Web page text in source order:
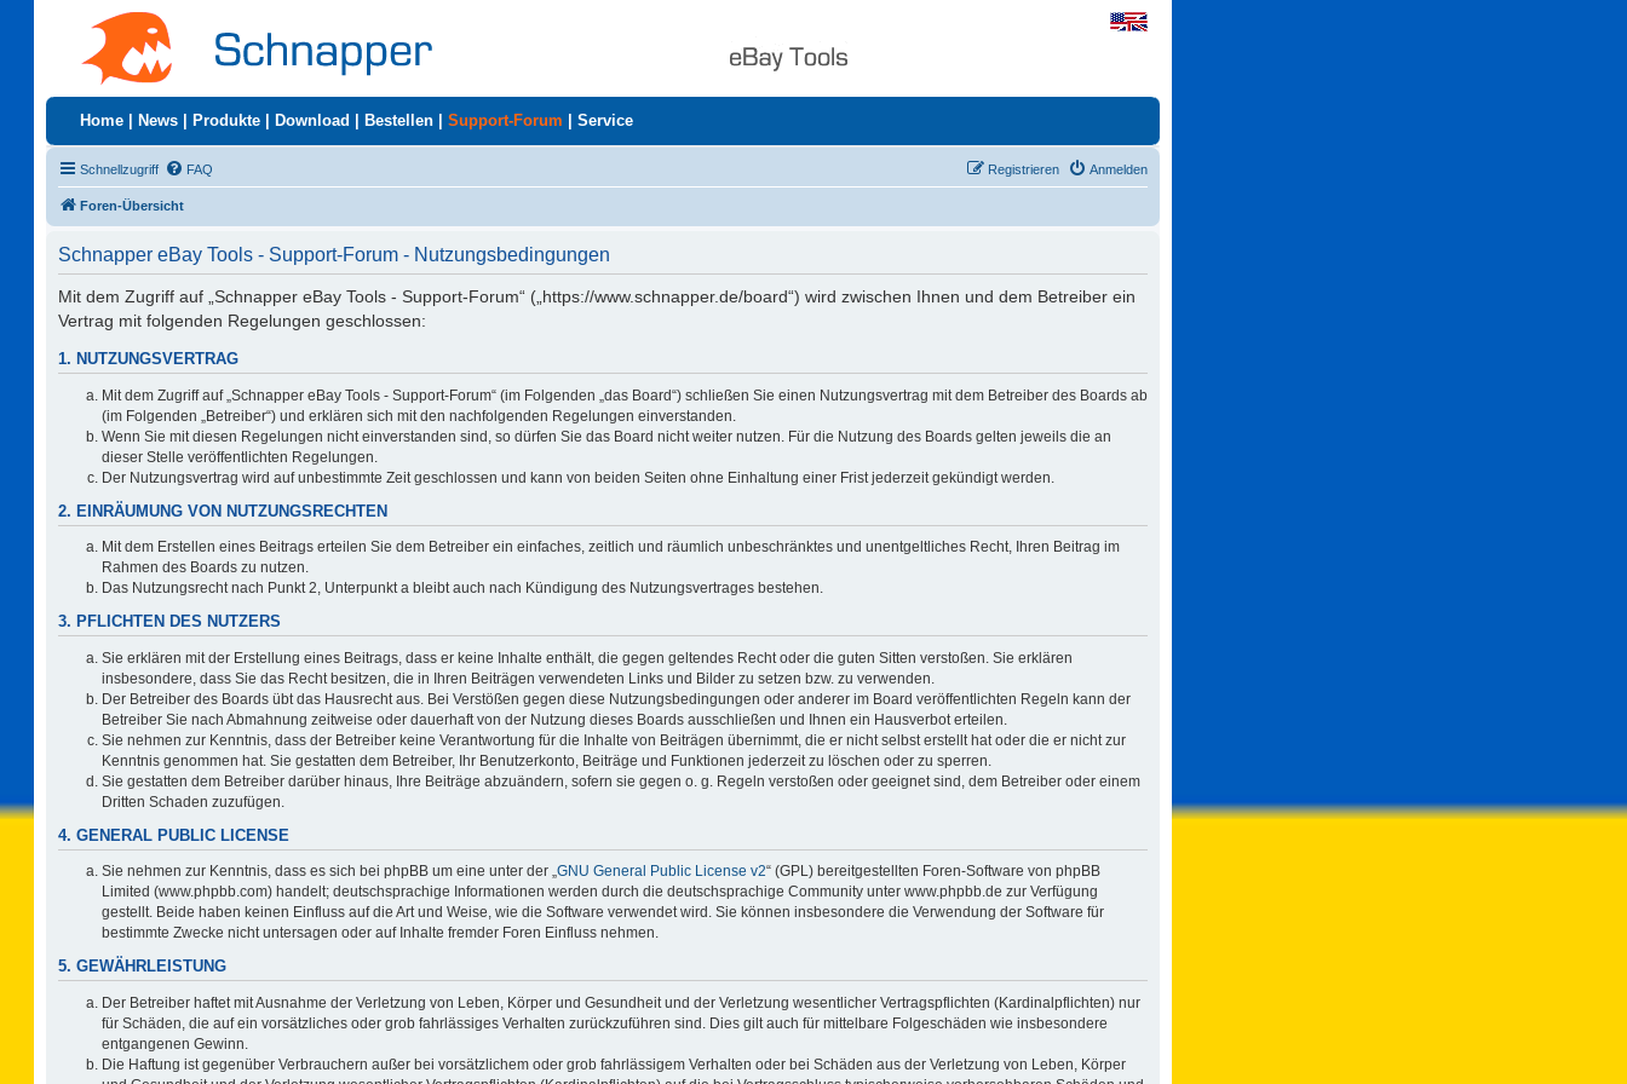
Home News Produkte Download Bestellen Support-Forum Service
Schnellzugriff FAQ Anmelden
Registrieren
Foren-Übersicht
Schnapper eBay Tools - Support-Forum - Nutzungsbedingungen
Mit dem Zugriff auf „Schnapper eBay Tools - Support-Forum“ („https://www.schnapper.de/board“) wird zwischen Ihnen und dem Betreiber ein
Vertrag mit folgenden Regelungen geschlossen:
1. NUTZUNGSVERTRAG
Mit dem Zugriff auf „Schnapper eBay Tools - Support-Forum“ (im Folgenden „das Board“) schließen Sie einen Nutzungsvertrag mit dem Betreiber des Boards ab
(im Folgenden „Betreiber“) und erklären sich mit den nachfolgenden Regelungen einverstanden.
Wenn Sie mit diesen Regelungen nicht einverstanden sind, so dürfen Sie das Board nicht weiter nutzen. Für die Nutzung des Boards gelten jeweils die an
dieser Stelle veröffentlichten Regelungen.
Der Nutzungsvertrag wird auf unbestimmte Zeit geschlossen und kann von beiden Seiten ohne Einhaltung einer Frist jederzeit gekündigt werden.
2. EINRÄUMUNG VON NUTZUNGSRECHTEN
Mit dem Erstellen eines Beitrags erteilen Sie dem Betreiber ein einfaches, zeitlich und räumlich unbeschränktes und unentgeltliches Recht, Ihren Beitrag im
Rahmen des Boards zu nutzen.
Das Nutzungsrecht nach Punkt 2, Unterpunkt a bleibt auch nach Kündigung des Nutzungsvertrages bestehen.
3. PFLICHTEN DES NUTZERS
Sie erklären mit der Erstellung eines Beitrags, dass er keine Inhalte enthält, die gegen geltendes Recht oder die guten Sitten verstoßen. Sie erklären
insbesondere, dass Sie das Recht besitzen, die in Ihren Beiträgen verwendeten Links und Bilder zu setzen bzw. zu verwenden.
Der Betreiber des Boards übt das Hausrecht aus. Bei Verstößen gegen diese Nutzungsbedingungen oder anderer im Board veröffentlichten Regeln kann der
Betreiber Sie nach Abmahnung zeitweise oder dauerhaft von der Nutzung dieses Boards ausschließen und Ihnen ein Hausverbot erteilen.
Sie nehmen zur Kenntnis, dass der Betreiber keine Verantwortung für die Inhalte von Beiträgen übernimmt, die er nicht selbst erstellt hat oder die er nicht zur
Kenntnis genommen hat. Sie gestatten dem Betreiber, Ihr Benutzerkonto, Beiträge und Funktionen jederzeit zu löschen oder zu sperren.
Sie gestatten dem Betreiber darüber hinaus, Ihre Beiträge abzuändern, sofern sie gegen o. g. Regeln verstoßen oder geeignet sind, dem Betreiber oder einem
Dritten Schaden zuzufügen.
4. GENERAL PUBLIC LICENSE
Sie nehmen zur Kenntnis, dass es sich bei phpBB um eine unter der „GNU General Public License v2“ (GPL) bereitgestellten Foren-Software von phpBB
Limited (www.phpbb.com) handelt; deutschsprachige Informationen werden durch die deutschsprachige Community unter www.phpbb.de zur Verfügung
gestellt. Beide haben keinen Einfluss auf die Art und Weise, wie die Software verwendet wird. Sie können insbesondere die Verwendung der Software für
bestimmte Zwecke nicht untersagen oder auf Inhalte fremder Foren Einfluss nehmen.
5. GEWÄHRLEISTUNG
Der Betreiber haftet mit Ausnahme der Verletzung von Leben, Körper und Gesundheit und der Verletzung wesentlicher Vertragspflichten (Kardinalpflichten) nur
für Schäden, die auf ein vorsätzliches oder grob fahrlässiges Verhalten zurückzuführen sind. Dies gilt auch für mittelbare Folgeschäden wie insbesondere
entgangenen Gewinn.
Die Haftung ist gegenüber Verbrauchern außer bei vorsätzlichem oder grob fahrlässigem Verhalten oder bei Schäden aus der Verletzung von Leben, Körper